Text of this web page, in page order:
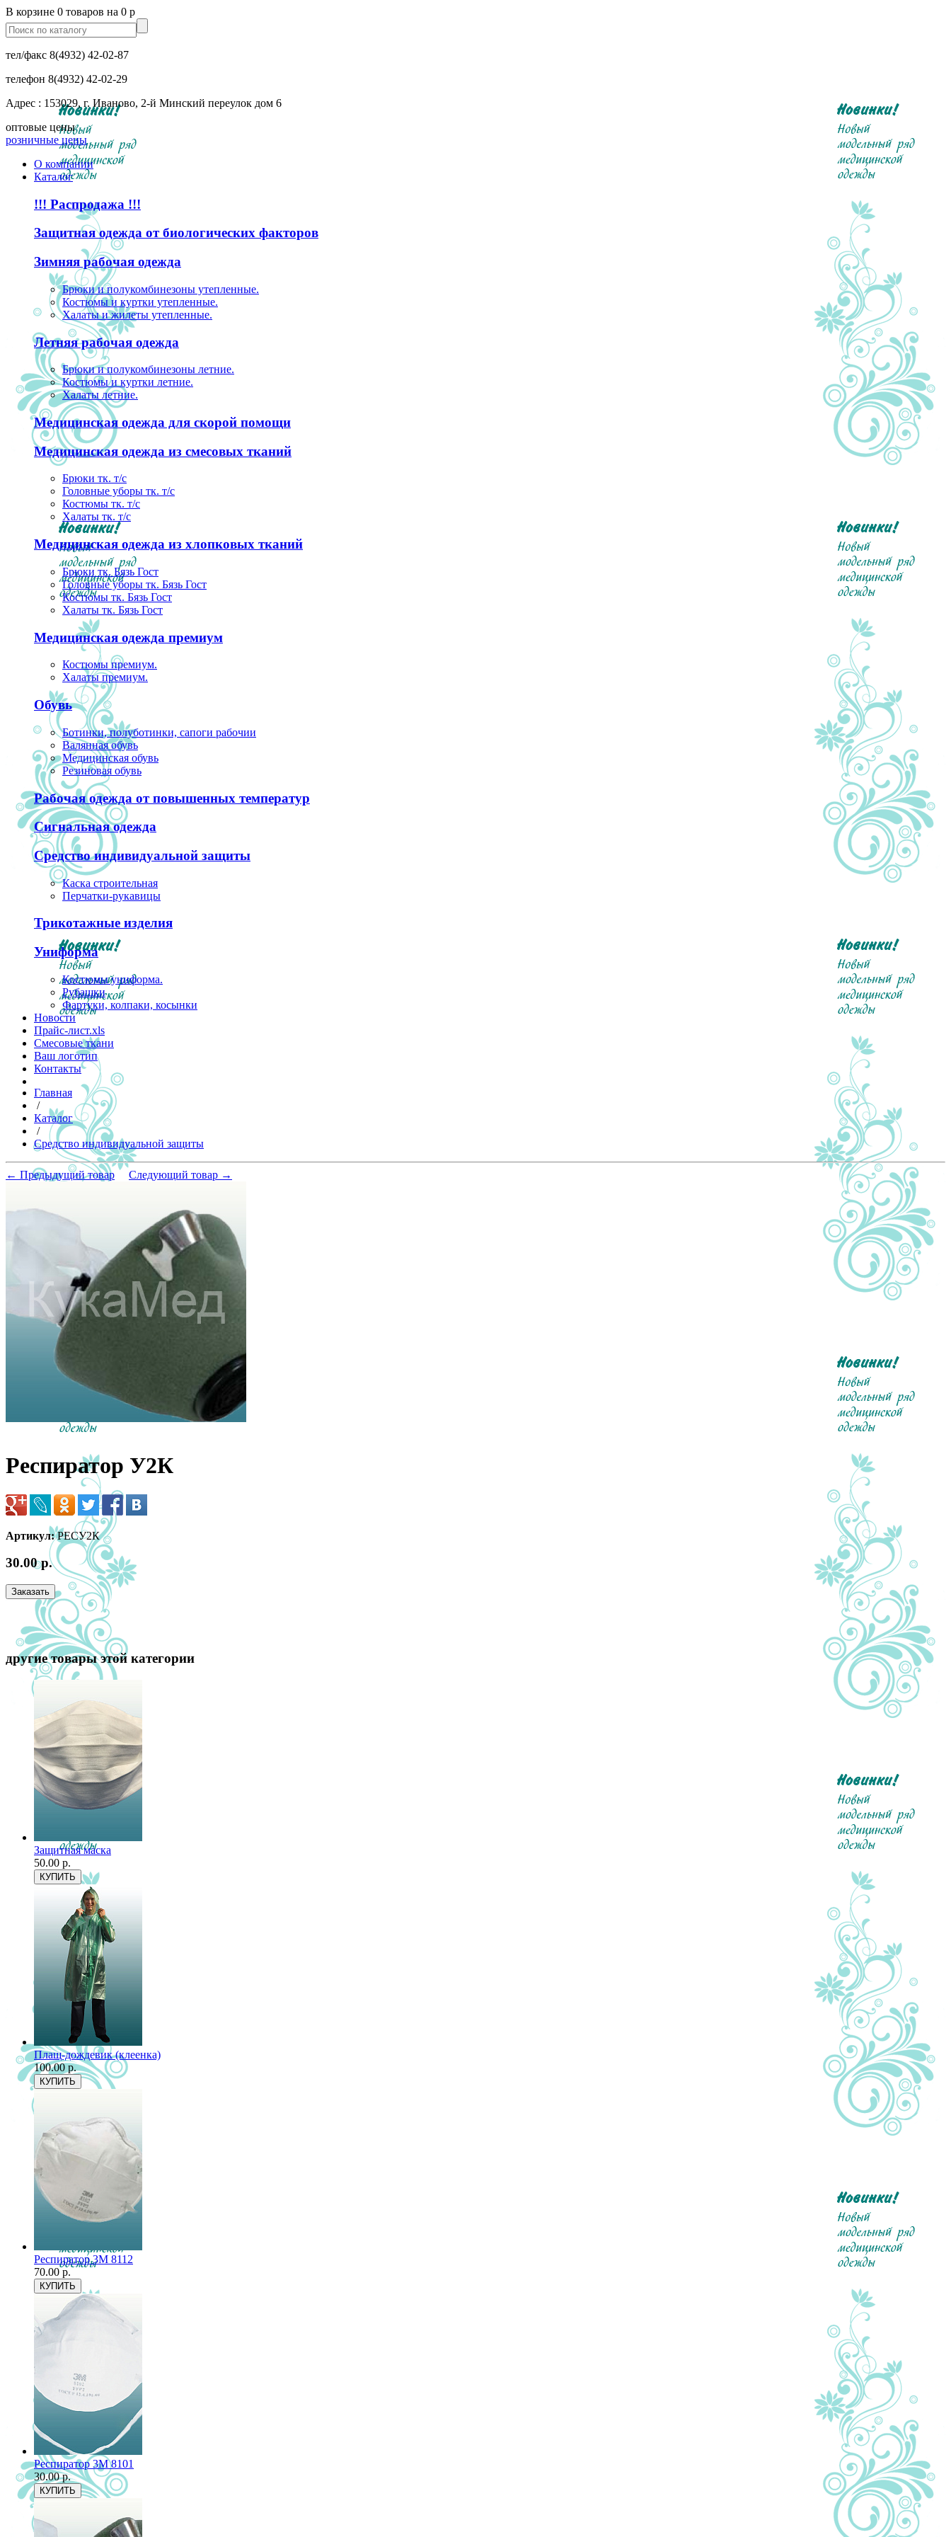
В корзине 0 товаров на 0 р
тел/факс 8(4932) 42-02-87
телефон 8(4932) 42-02-29
Адрес : 153029, г. Иваново, 2-й Минский переулок дом 6
оптовые цены
розничные цены
О компании
Каталог
!!! Распродажа !!!
Защитная одежда от биологических факторов
Зимняя рабочая одежда
Брюки и полукомбинезоны утепленные.
Костюмы и куртки утепленные.
Халаты и жилеты утепленные.
Летняя рабочая одежда
Брюки и полукомбинезоны летние.
Костюмы и куртки летние.
Халаты летние.
Медицинская одежда для скорой помощи
Медицинская одежда из смесовых тканий
Брюки тк. т/с
Головные уборы тк. т/с
Костюмы тк. т/с
Халаты тк. т/с
Медицинская одежда из хлопковых тканий
Брюки тк. Бязь Гост
Головные уборы тк. Бязь Гост
Костюмы тк. Бязь Гост
Халаты тк. Бязь Гост
Медицинская одежда премиум
Костюмы премиум.
Халаты премиум.
Обувь
Ботинки, полуботинки, сапоги рабочии
Валянная обувь
Медицинская обувь
Резиновая обувь
Рабочая одежда от повышенных температур
Сигнальная одежда
Средство индивидуальной защиты
Каска строительная
Перчатки-рукавицы
Трикотажные изделия
Униформа
Костюмы униформа.
Рубашки
Фартуки, колпаки, косынки
Новости
Прайс-лист.xls
Смесовые ткани
Ваш логотип
Контакты
Главная
/
Каталог
/
Средство индивидуальной защиты
← Предыдущий товар Следующий товар →
Респиратор У2К
Артикул:РЕСУ2К
30.00 р.
другие товары этой категории
Защитная маска
50.00 р.
Плащ-дождевик (клеенка)
100.00 р.
Респиратор 3М 8112
70.00 р.
Респиратор 3М 8101
30.00 р.